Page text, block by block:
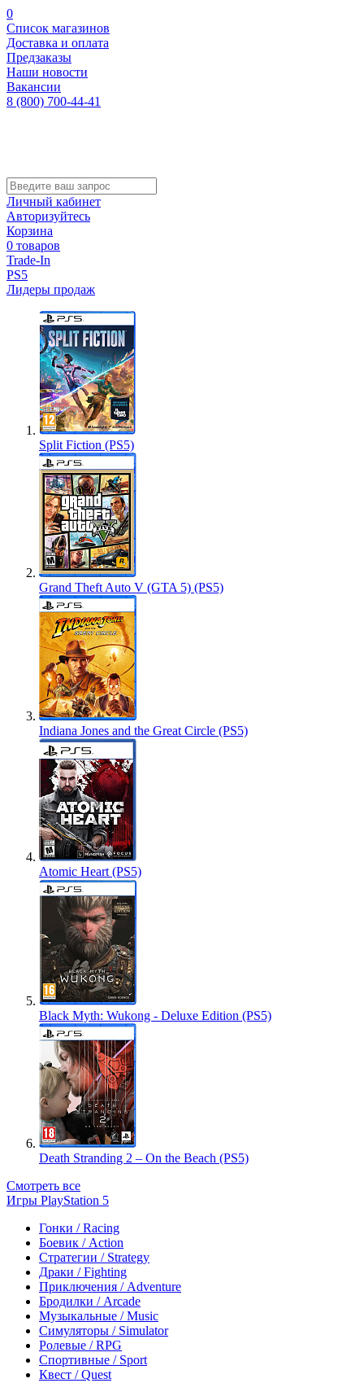
0
Список магазинов
Доставка и оплата
Предзаказы
Наши новости
Вакансии
8 (800) 700-44-41
Личный кабинет
Авторизуйтесь
Корзина
0 товаров
Trade-In
PS5
Лидеры продаж
Split Fiction (PS5)
Grand Theft Auto V (GTA 5) (PS5)
Indiana Jones and the Great Circle (PS5)
Atomic Heart (PS5)
Black Myth: Wukong - Deluxe Edition (PS5)
Death Stranding 2 – On the Beach (PS5)
Смотреть все
Игры PlayStation 5
Гонки / Racing
Боевик / Action
Стратегии / Strategy
Драки / Fighting
Приключения / Adventure
Бродилки / Arcade
Музыкальные / Music
Симуляторы / Simulator
Ролевые / RPG
Спортивные / Sport
Квест / Quest